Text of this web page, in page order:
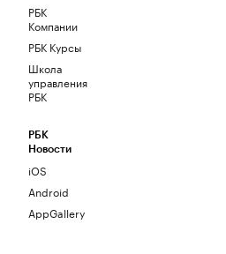
РБК
Компании
РБК Курсы
Школа
управления
РБК
РБК
Новости
iOS
Android
AppGallery